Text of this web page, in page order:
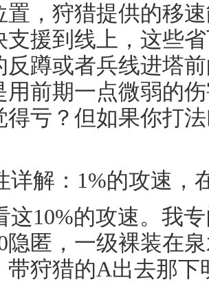
置，狩猎提供的移
支援到线上，这些
反蹲或者兵线进塔
用前期一点微弱的
得亏？但如果你打
详解：1%的攻速，
这10%的攻速。我
隐匿，一级裸装在
带狩猎的A出去那下